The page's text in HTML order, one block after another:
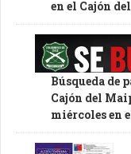
en el Cajón
Búsqueda de
Cajón del
miércoles en